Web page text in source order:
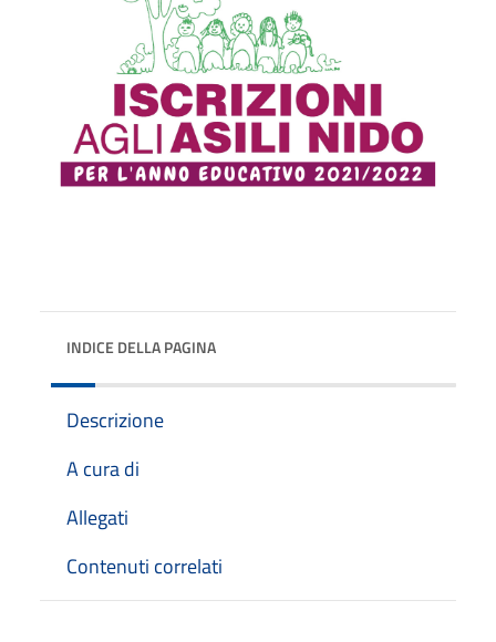
INDICE DELLA PAGINA
Descrizione
A cura di
Allegati
Contenuti correlati